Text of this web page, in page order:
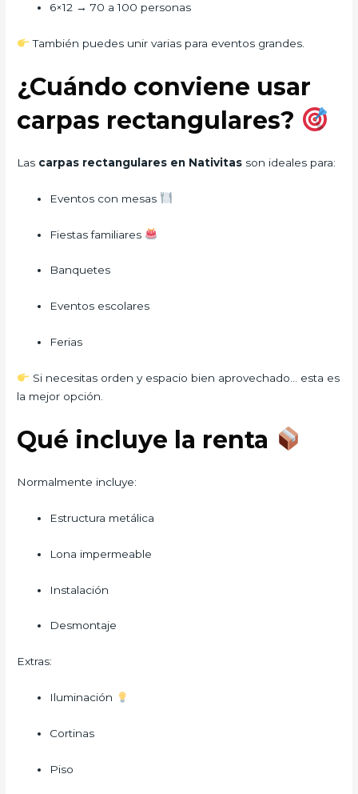
6×12 → 70 a 100 personas
También puedes unir varias para eventos grandes.
¿Cuándo conviene usar
carpas rectangulares?
Las carpas rectangulares en Nativitas son ideales para:
Eventos con mesas
Fiestas familiares
Banquetes
Eventos escolares
Ferias
Si necesitas orden y espacio bien aprovechado… esta es
la mejor opción.
Qué incluye la renta
Normalmente incluye:
Estructura metálica
Lona impermeable
Instalación
Desmontaje
Extras:
Iluminación
Cortinas
Piso